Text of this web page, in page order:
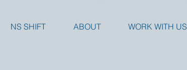
NS SHIFT ABOUT WORK WITH US